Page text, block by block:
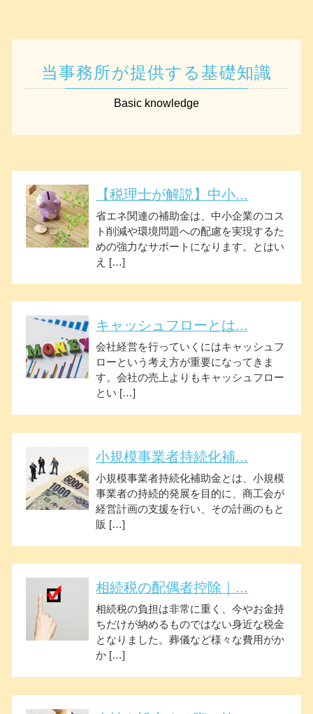
当事務所が提供する基礎知識
Basic knowledge
【税理士が解説】中小...
省エネ関連の補助金は、中小企業のコス
ト削減や環境問題への配慮を実現するた
めの強力なサポートになります。とはい
え […]
キャッシュフローとは...
会社経営を行っていくにはキャッシュフ
ローという考え方が重要になってきま
す。会社の売上よりもキャッシュフロー
とい […]
小規模事業者持続化補...
小規模事業者持続化補助金とは、小規模
事業者の持続的発展を目的に、商工会が
経営計画の支援を行い、その計画のもと
販 […]
相続税の配偶者控除｜...
相続税の負担は非常に重く、今やお金持
ちだけが納めるものではない身近な税金
となりました。葬儀など様々な費用がか
か […]